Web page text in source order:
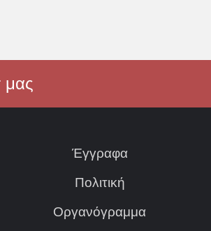
μας
Έγγραφα
Πολιτική
Οργανόγραμμα